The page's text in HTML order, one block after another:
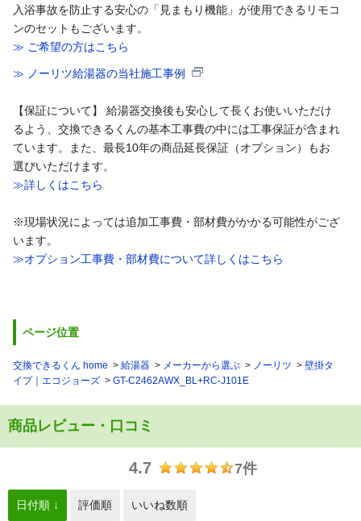
入浴事故を防止する安心の「見まもり機能」が使用できるリモコ
ンのセットもございます。
≫ ご希望の方はこちら
≫ ノーリツ給湯器の当社施工事例
【保証について】 給湯器交換後も安心して長くお使いいただけ
るよう、交換できるくんの基本工事費の中には工事保証が含まれ
ています。また、最長10年の商品延長保証（オプション）もお
選びいただけます。
≫詳しくはこちら
※現場状況によっては追加工事費・部材費がかかる可能性がござ
います。
≫オプション工事費・部材費について詳しくはこちら
ページ位置
交換できるくん home 給湯器 メーカーから選ぶ ノーリツ
壁掛タ
イプ｜エコジョーズ
GT-C2462AWX_BL+RC-J101E
商品レビュー・口コミ
4.7 7件
日付順 ↓ 評価順 いいね数順